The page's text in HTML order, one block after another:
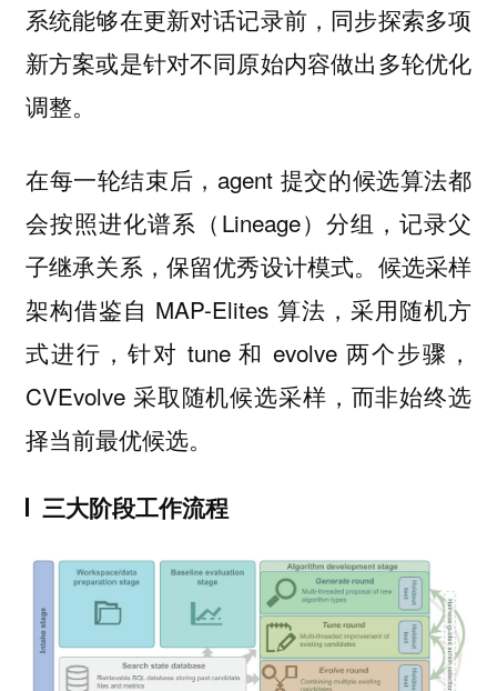
系统能够在更新对话记录前，同步探索多项
新方案或是针对不同原始内容做出多轮优化
调整。
在每一轮结束后，agent 提交的候选算法都
会按照进化谱系（Lineage）分组，记录父
子继承关系，保留优秀设计模式。候选采样
架构借鉴自 MAP-Elites 算法，采用随机方
式进行，针对 tune 和 evolve 两个步骤，
CVEvolve 采取随机候选采样，而非始终选
择当前最优候选。
三大阶段工作流程